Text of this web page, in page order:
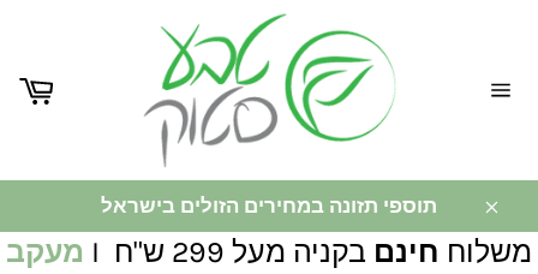
תוספי תזונה במחירים הזולים בישראל
משלוח חינם בקניה מעל 299 ש"ח I
מעקב